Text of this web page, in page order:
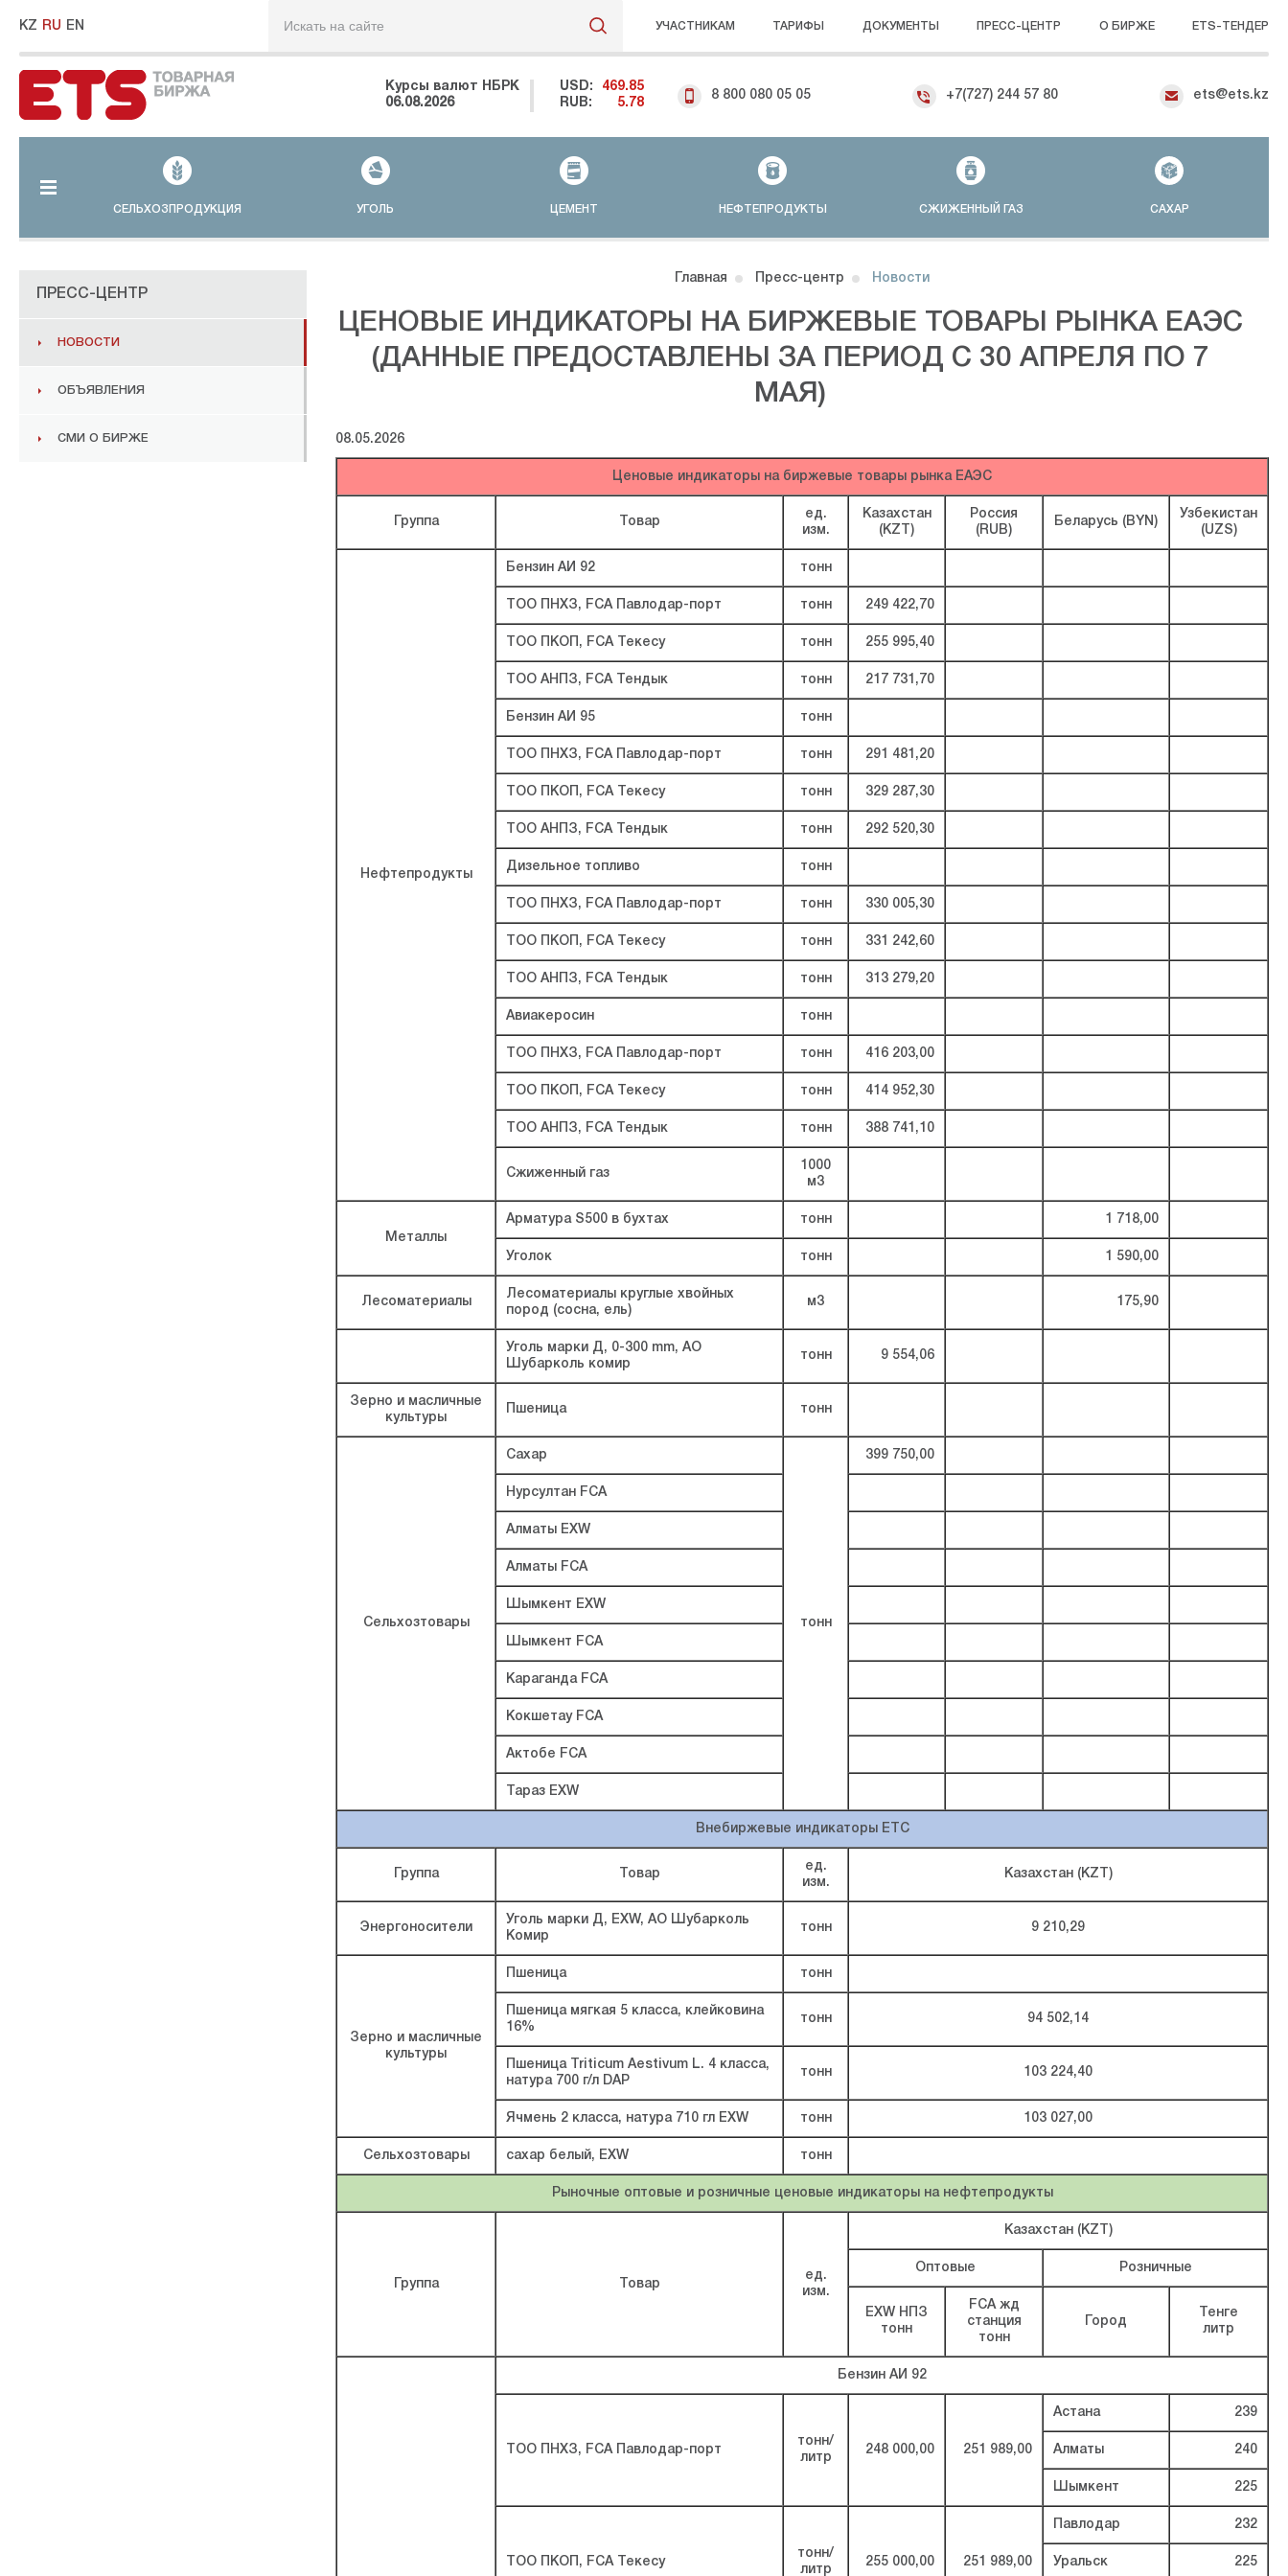
KZ RU EN УЧАСТНИКАМ ТАРИФЫ ДОКУМЕНТЫ ПРЕСС-ЦЕНТР О БИРЖЕ ETS-ТЕНДЕР
Курсы валют НБРК
06.08.2026
USD:
469.85
RUB:
5.78
8 800 080 05 05 +7(727) 244 57 80 ets@ets.kz
СЕЛЬХОЗПРОДУКЦИЯ УГОЛЬ ЦЕМЕНТ НЕФТЕПРОДУКТЫ СЖИЖЕННЫЙ ГАЗ САХАР
ПРЕСС-ЦЕНТР
НОВОСТИ
ОБЪЯВЛЕНИЯ
СМИ О БИРЖЕ
Главная Пресс-центр Новости
ЦЕНОВЫЕ ИНДИКАТОРЫ НА БИРЖЕВЫЕ ТОВАРЫ РЫНКА ЕАЭС
(ДАННЫЕ ПРЕДОСТАВЛЕНЫ ЗА ПЕРИОД С 30 АПРЕЛЯ ПО 7
МАЯ)
08.05.2026
Ценовые индикаторы на биржевые товары рынка ЕАЭС
Группа Товар
ед.
изм.
Казахстан
(KZT)
Россия
(RUB)
Беларусь (BYN)
Узбекистан
(UZS)
Нефтепродукты
Бензин АИ 92 тонн
ТОО ПНХЗ, FCA Павлодар-порт тонн 249 422,70
ТОО ПКОП, FCA Текесу тонн 255 995,40
ТОО АНПЗ, FCA Тендык тонн 217 731,70
Бензин АИ 95 тонн
ТОО ПНХЗ, FCA Павлодар-порт тонн 291 481,20
ТОО ПКОП, FCA Текесу тонн 329 287,30
ТОО АНПЗ, FCA Тендык тонн 292 520,30
Дизельное топливо тонн
ТОО ПНХЗ, FCA Павлодар-порт тонн 330 005,30
ТОО ПКОП, FCA Текесу тонн 331 242,60
ТОО АНПЗ, FCA Тендык тонн 313 279,20
Авиакеросин тонн
ТОО ПНХЗ, FCA Павлодар-порт тонн 416 203,00
ТОО ПКОП, FCA Текесу тонн 414 952,30
ТОО АНПЗ, FCA Тендык тонн 388 741,10
Сжиженный газ
1000
м3
Металлы
Арматура S500 в бухтах тонн 1 718,00
Уголок тонн 1 590,00
Лесоматериалы
Лесоматериалы круглые хвойных
пород (сосна, ель)
м3 175,90
Уголь марки Д, 0-300 mm, АО
Шубарколь комир
тонн 9 554,06
Зерно и масличные
культуры
Пшеница тонн
Сельхозтовары
Сахар
тонн
399 750,00
Нурсултан FCA
Алматы EXW
Алматы FCA
Шымкент EXW
Шымкент FCA
Караганда FCA
Кокшетау FCA
Актобе FCA
Тараз EXW
Внебиржевые индикаторы ЕТС
Группа Товар
ед.
изм.
Казахстан (KZT)
Энергоносители
Уголь марки Д, EXW, АО Шубарколь
Комир
тонн 9 210,29
Зерно и масличные
культуры
Пшеница тонн
Пшеница мягкая 5 класса, клейковина
16%
тонн 94 502,14
Пшеница Triticum Aestivum L. 4 класса,
натура 700 г/л DAP
тонн 103 224,40
Ячмень 2 класса, натура 710 гл EXW тонн 103 027,00
Сельхозтовары сахар белый, EXW тонн
Рыночные оптовые и розничные ценовые индикаторы на нефтепродукты
Группа Товар
ед.
изм.
Казахстан (KZT)
Оптовые Розничные
EXW НПЗ
тонн
FCA жд
станция
тонн
Город
Тенге
литр
Бензин АИ 92
ТОО ПНХЗ, FCA Павлодар-порт
тонн/
литр
248 000,00 251 989,00
Астана 239
Алматы 240
Шымкент 225
ТОО ПКОП, FCA Текесу
тонн/
литр
255 000,00 251 989,00
Павлодар 232
Уральск 225